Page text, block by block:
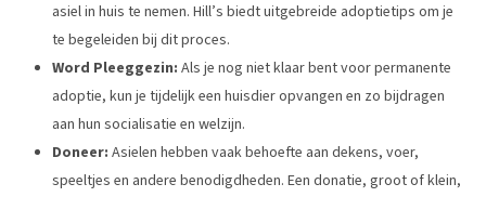
asiel in huis te nemen. Hill’s biedt uitgebreide adoptietips om je
te begeleiden bij dit proces.
Word Pleeggezin: Als je nog niet klaar bent voor permanente
adoptie, kun je tijdelijk een huisdier opvangen en zo bijdragen
aan hun socialisatie en welzijn.
Doneer: Asielen hebben vaak behoefte aan dekens, voer,
speeltjes en andere benodigdheden. Een donatie, groot of klein,